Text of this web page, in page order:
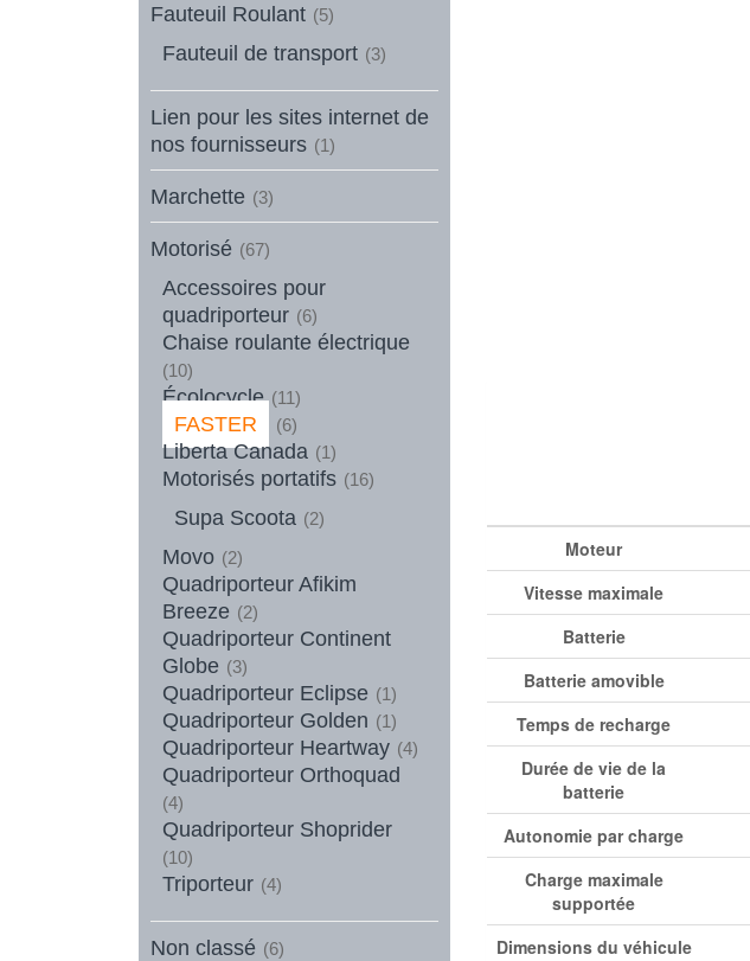
Fauteuil Roulant (5)
Fauteuil de transport (3)
Lien pour les sites internet de
nos fournisseurs (1)
Marchette (3)
Motorisé (67)
Accessoires pour
quadriporteur (6)
Chaise roulante électrique
(10)
Écolocycle (11)
FASTER (6)
Liberta Canada (1)
Motorisés portatifs (16)
Supa Scoota (2)
Movo (2)
Quadriporteur Afikim
Breeze (2)
Quadriporteur Continent
Globe (3)
Quadriporteur Eclipse (1)
Quadriporteur Golden (1)
Quadriporteur Heartway (4)
Quadriporteur Orthoquad
(4)
Quadriporteur Shoprider
(10)
Triporteur (4)
Non classé (6)
Moteur
Vitesse maximale
Batterie
Batterie amovible
Temps de recharge
Durée de vie de la
batterie
Autonomie par charge
Charge maximale
supportée
Dimensions du véhicule